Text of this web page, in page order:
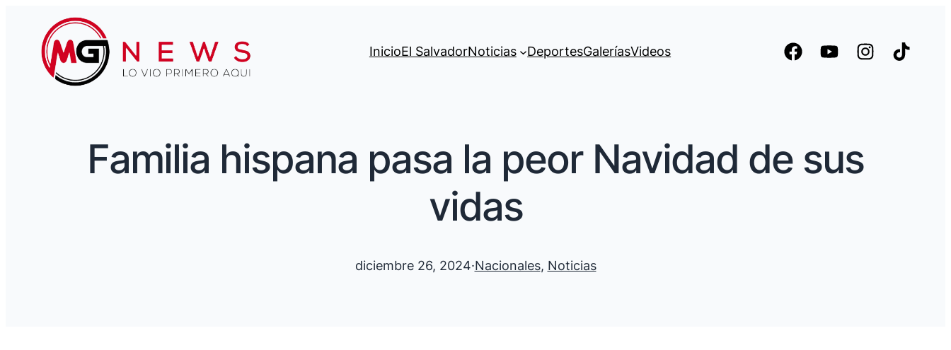
InicioEl SalvadorNoticias DeportesGaleríasVideos
Familia hispana pasa la peor Navidad de sus
vidas
diciembre 26, 2024·Nacionales, Noticias